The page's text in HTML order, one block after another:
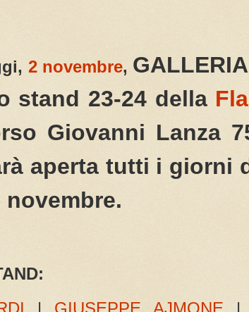
2 novembre,
stand 23-24 della
Giovanni Lanza
aperta tutti i giorni